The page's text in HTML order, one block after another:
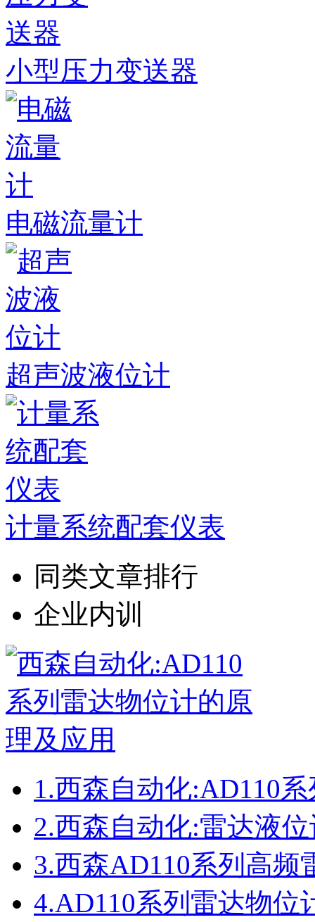
小型压力变送器
电磁流量计
超声波液位计
计量系统配套仪表
同类文章排行
企业内训
1.西森自动化:AD110
2.西森自动化:雷达液
3.西森AD110系列高频
4.AD110系列雷达物位